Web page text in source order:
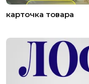
карточка товара